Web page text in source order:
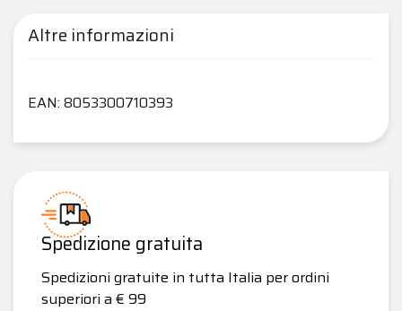
Altre informazioni
EAN: 8053300710393
Spedizione gratuita
Spedizioni gratuite in tutta Italia per ordini
superiori a € 99